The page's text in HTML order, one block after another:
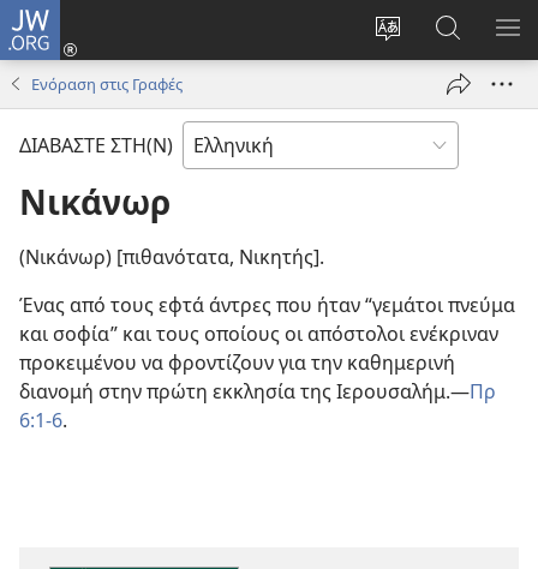
JW.ORG
Αλλαγή
γλώσσας
ιστότοπου
Σύνδεση
(ανοίγει
παράθυρο)
στο
JW.ORG
Ενόραση στις Γραφές
ΔΙΑΒΑΣΤΕ ΣΤΗ(Ν)
Νικάνωρ
(Νικάνωρ) [πιθανότατα, Νικητής].
Ένας από τους εφτά άντρες που ήταν “γεμάτοι πνεύμα
και σοφία” και τους οποίους οι απόστολοι ενέκριναν
προκειμένου να φροντίζουν για την καθημερινή
διανομή στην πρώτη εκκλησία της Ιερουσαλήμ.—Πρ
6:1-6.